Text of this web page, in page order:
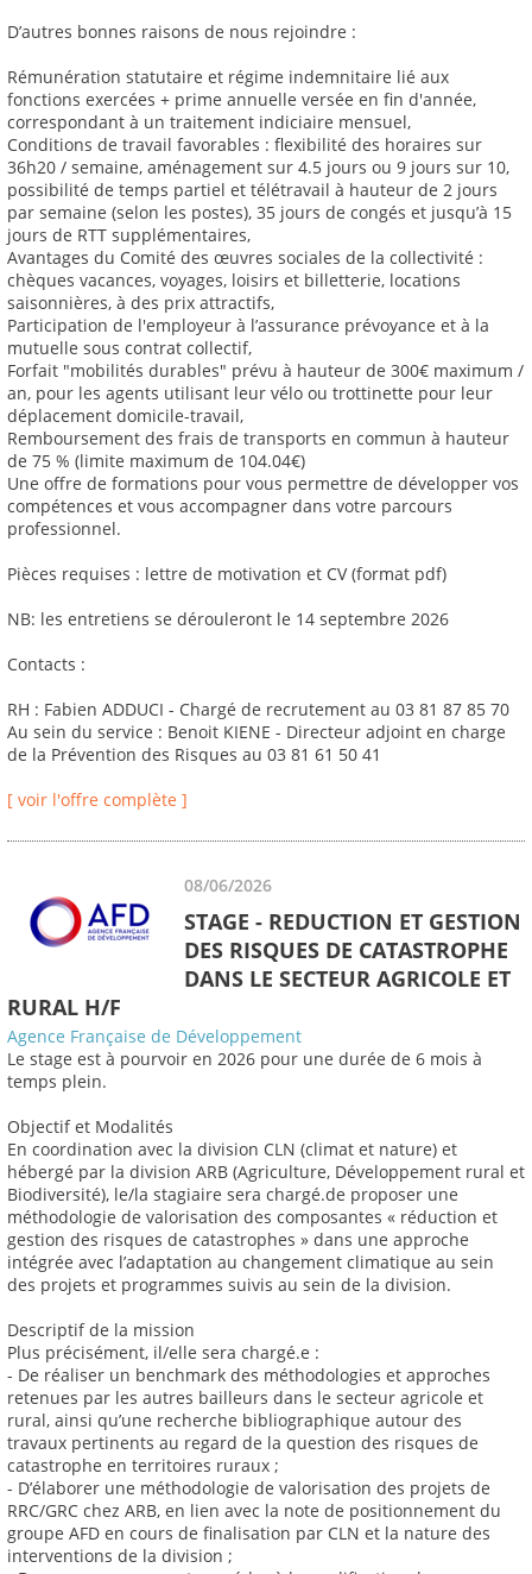
D’autres bonnes raisons de nous rejoindre :
Rémunération statutaire et régime indemnitaire lié aux
fonctions exercées + prime annuelle versée en fin d'année,
correspondant à un traitement indiciaire mensuel,
Conditions de travail favorables : flexibilité des horaires sur
36h20 / semaine, aménagement sur 4.5 jours ou 9 jours sur 10,
possibilité de temps partiel et télétravail à hauteur de 2 jours
par semaine (selon les postes), 35 jours de congés et jusqu’à 15
jours de RTT supplémentaires,
Avantages du Comité des œuvres sociales de la collectivité :
chèques vacances, voyages, loisirs et billetterie, locations
saisonnières, à des prix attractifs,
Participation de l'employeur à l’assurance prévoyance et à la
mutuelle sous contrat collectif,
Forfait "mobilités durables" prévu à hauteur de 300€ maximum /
an, pour les agents utilisant leur vélo ou trottinette pour leur
déplacement domicile-travail,
Remboursement des frais de transports en commun à hauteur
de 75 % (limite maximum de 104.04€)
Une offre de formations pour vous permettre de développer vos
compétences et vous accompagner dans votre parcours
professionnel.
Pièces requises : lettre de motivation et CV (format pdf)
NB: les entretiens se dérouleront le 14 septembre 2026
Contacts :
RH : Fabien ADDUCI - Chargé de recrutement au 03 81 87 85 70
Au sein du service : Benoit KIENE - Directeur adjoint en charge
de la Prévention des Risques au 03 81 61 50 41
[ voir l'offre complète ]
08/06/2026
STAGE - REDUCTION ET GESTION
DES RISQUES DE CATASTROPHE
DANS LE SECTEUR AGRICOLE ET
RURAL H/F
Agence Française de Développement
Le stage est à pourvoir en 2026 pour une durée de 6 mois à
temps plein.
Objectif et Modalités
En coordination avec la division CLN (climat et nature) et
hébergé par la division ARB (Agriculture, Développement rural et
Biodiversité), le/la stagiaire sera chargé.de proposer une
méthodologie de valorisation des composantes « réduction et
gestion des risques de catastrophes » dans une approche
intégrée avec l’adaptation au changement climatique au sein
des projets et programmes suivis au sein de la division.
Descriptif de la mission
Plus précisément, il/elle sera chargé.e :
- De réaliser un benchmark des méthodologies et approches
retenues par les autres bailleurs dans le secteur agricole et
rural, ainsi qu’une recherche bibliographique autour des
travaux pertinents au regard de la question des risques de
catastrophe en territoires ruraux ;
- D’élaborer une méthodologie de valorisation des projets de
RRC/GRC chez ARB, en lien avec la note de positionnement du
groupe AFD en cours de finalisation par CLN et la nature des
interventions de la division ;